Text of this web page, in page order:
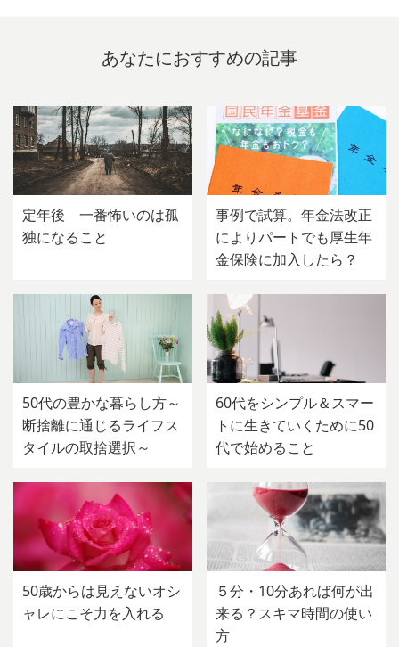
あなたにおすすめの記事
定年後 一番怖いのは孤
独になること
事例で試算。年金法改正
によりパートでも厚生年
金保険に加入したら？
50代の豊かな暮らし方～
断捨離に通じるライフス
タイルの取捨選択～
60代をシンプル＆スマー
トに生きていくために50
代で始めること
50歳からは見えないオシ
ャレにこそ力を入れる
５分・10分あれば何が出
来る？スキマ時間の使い
方